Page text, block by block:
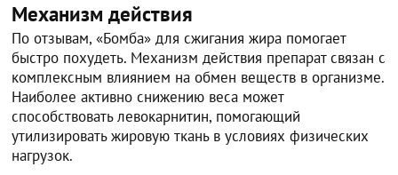
Механизм действия
По отзывам, «Бомба» для сжигания жира помогает
быстро похудеть. Механизм действия препарат связан с
комплексным влиянием на обмен веществ в организме.
Наиболее активно снижению веса может
способствовать левокарнитин, помогающий
утилизировать жировую ткань в условиях физических
нагрузок.